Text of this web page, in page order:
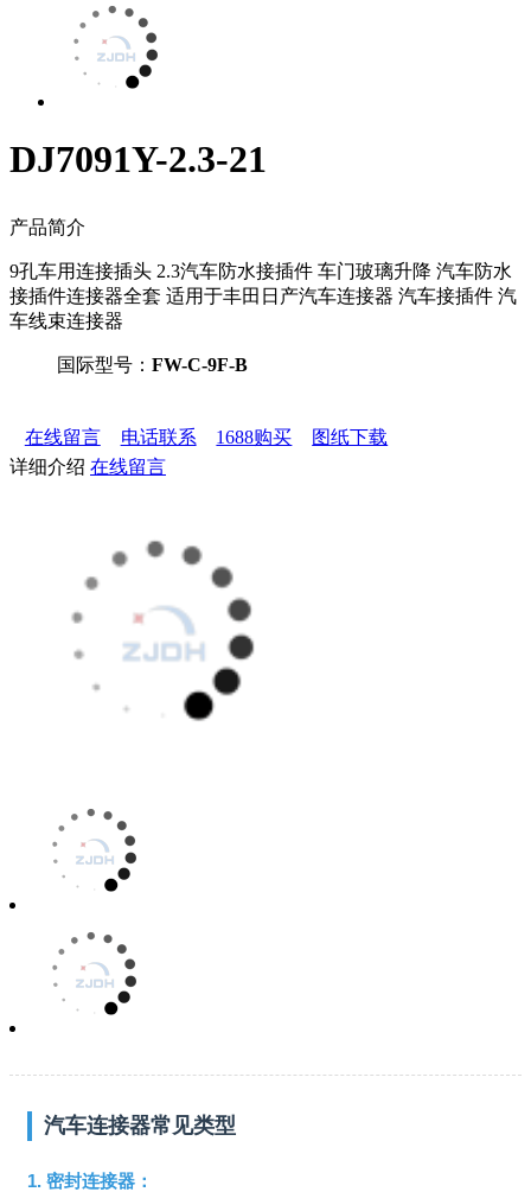
DJ7091Y-2.3-21
产品简介
9孔车用连接插头 2.3汽车防水接插件 车门玻璃升降 汽车防水
接插件连接器全套 适用于丰田日产汽车连接器 汽车接插件 汽
车线束连接器
国际型号： FW-C-9F-B
在线留言 电话联系 1688购买
图纸下载
详细介绍 在线留言
汽车连接器常见类型
1. 密封连接器：